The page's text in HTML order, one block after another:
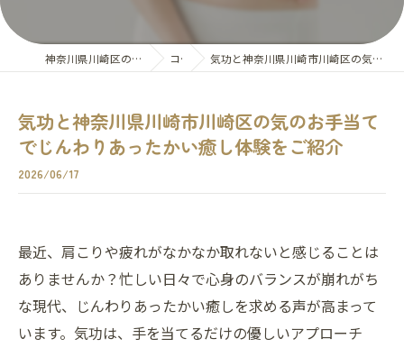
神奈川県川崎区の整体ならないとう氣功整体院 コラム 気功と神奈川県川崎市川崎区の気のお手当てでじんわりあったかい癒し体験をご紹介
気功と神奈川県川崎市川崎区の気のお手当て
でじんわりあったかい癒し体験をご紹介
2026/06/17
最近、肩こりや疲れがなかなか取れないと感じることは
ありませんか？忙しい日々で心身のバランスが崩れがち
な現代、じんわりあったかい癒しを求める声が高まって
います。気功は、手を当てるだけの優しいアプローチ